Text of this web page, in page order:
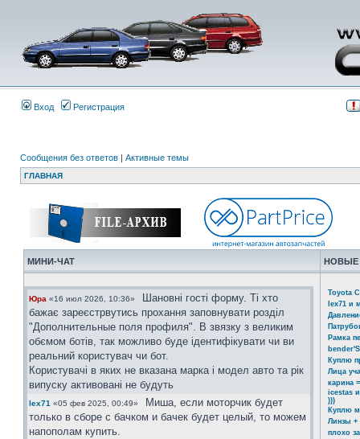
Вход Регистрация
Сообщения без ответов | Активные темы
ГЛАВНАЯ
МИНИ-ЧАТ НОВЫЕ
Юра «16 июл 2026, 10:36»
Шановні гості форму. Ті хто
бажає зареєстрвутись прохання заповнувати розділ
"Дополнительные поля профиля". В звязку з великим
обємом ботів, так можливо буде ідентифікувати чи ви
реальний користувач чи бот.
Користувачі в яких не вказана марка і модел авто та рік
випуску активовані не будуть
lex71 «05 фев 2025, 00:49»
Миша, если моторчик будет
только в сборе с бачком и бачек будет целый, то можем
напополам купить.
Toyota
lex71 и
Рамка
Куплю
Лица
карина
icestas
)))
Куплю
Линзы +
плохо